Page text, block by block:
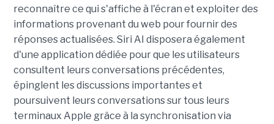
reconnaître ce qui s'affiche à l'écran et exploiter des
informations provenant du web pour fournir des
réponses actualisées. Siri AI disposera également
d'une application dédiée pour que les utilisateurs
consultent leurs conversations précédentes,
épinglent les discussions importantes et
poursuivent leurs conversations sur tous leurs
terminaux Apple grâce à la synchronisation via